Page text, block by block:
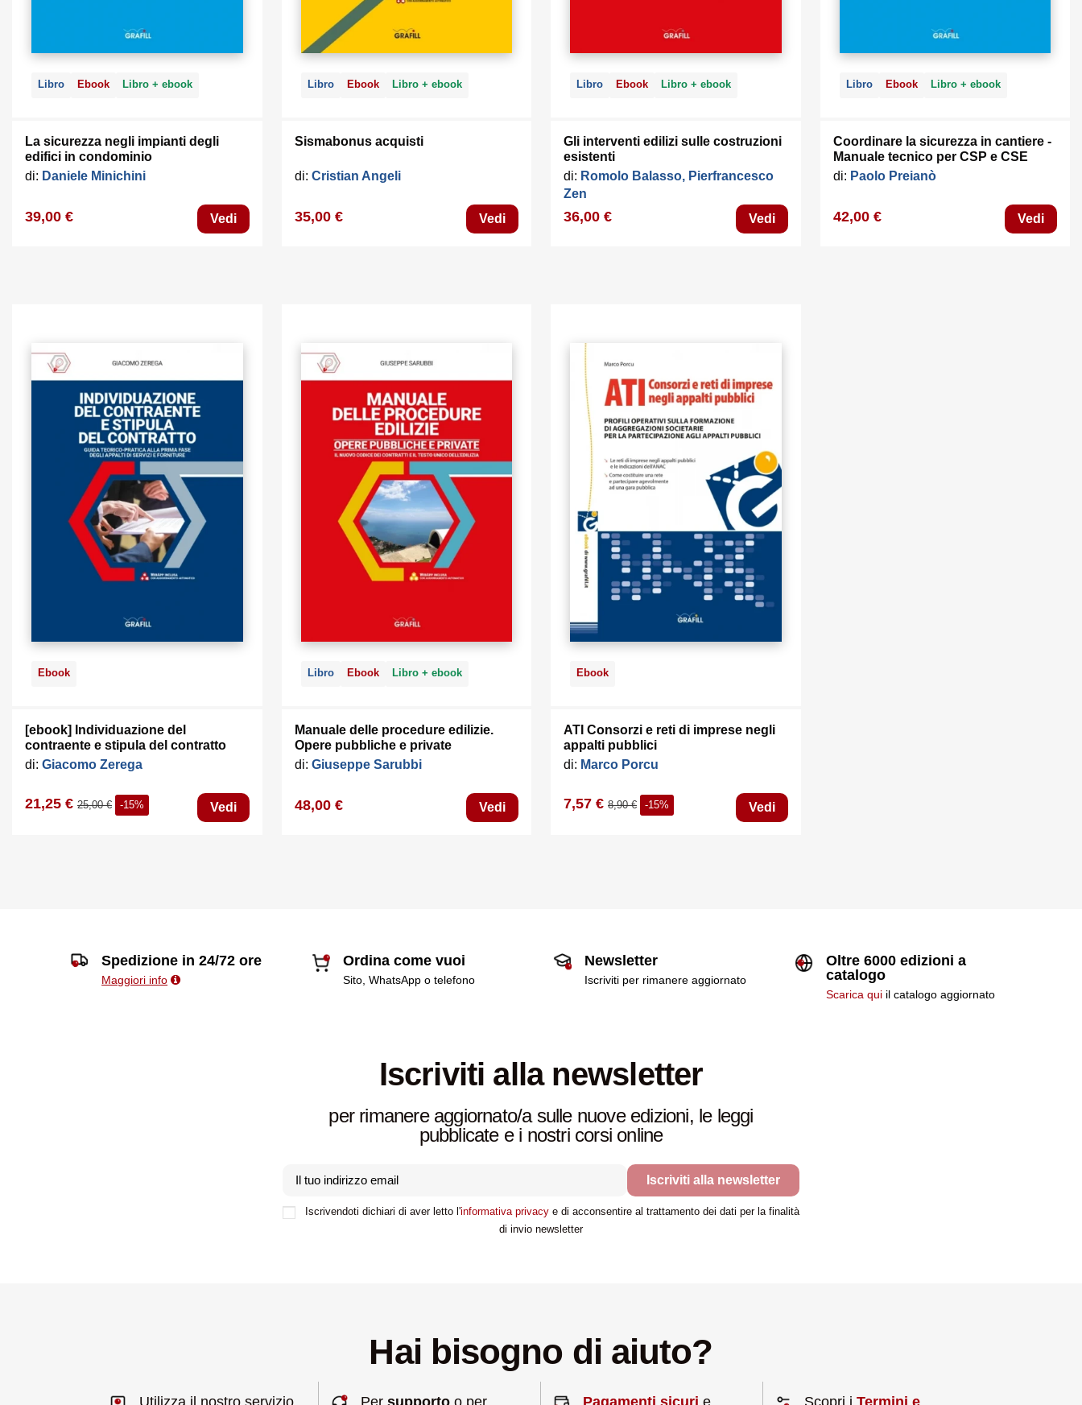
Libro Ebook Libro + ebook
La sicurezza negli impianti degli
edifici in condominio
di: Daniele Minichini
39,00 € Vedi
Libro Ebook Libro + ebook
Sismabonus acquisti
di: Cristian Angeli
35,00 € Vedi
Libro Ebook Libro + ebook
Gli interventi edilizi sulle costruzioni
esistenti
di: Romolo Balasso, Pierfrancesco
Zen
36,00 € Vedi
Libro Ebook Libro + ebook
Coordinare la sicurezza in cantiere -
Manuale tecnico per CSP e CSE
di: Paolo Preianò
42,00 € Vedi
Ebook
[ebook] Individuazione del
contraente e stipula del contratto
di: Giacomo Zerega
21,25 € 25,00 € -15% Vedi
Libro Ebook Libro + ebook
Manuale delle procedure edilizie.
Opere pubbliche e private
di: Giuseppe Sarubbi
48,00 € Vedi
Ebook
ATI Consorzi e reti di imprese negli
appalti pubblici
di: Marco Porcu
7,57 € 8,90 € -15% Vedi
Spedizione in 24/72 ore
Maggiori info
Ordina come vuoi
Sito, WhatsApp o telefono
Newsletter
Iscriviti per rimanere aggiornato
Oltre 6000 edizioni a
catalogo
Scarica qui il catalogo aggiornato
Iscriviti alla newsletter
per rimanere aggiornato/a sulle nuove edizioni, le leggi
pubblicate e i nostri corsi online
Iscriviti alla newsletter
Iscrivendoti dichiari di aver letto l'informativa privacy e di acconsentire al trattamento dei dati per la finalità
di invio newsletter
Hai bisogno di aiuto?
Utilizza il nostro servizio Persupporto o per Pagamenti sicuri e Scopri iTermini e